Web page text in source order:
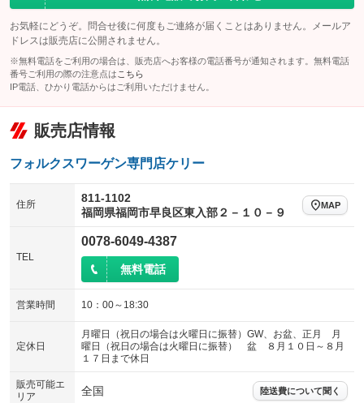
お気軽にどうぞ。問合せ後に何度もご連絡が届くことはありません。メールア
ドレスは販売店に公開されません。
※無料電話をご利用の場合は、販売店へお客様の電話番号が通知されます。無料電話
番号ご利用の際の注意点は こちら
IP電話、ひかり電話からはご利用いただけません。
販売店情報
フォルクスワーゲン専門店ケリー
住所
811-1102
福岡県福岡市早良区東入部２－１０－９
MAP
TEL
0078-6049-4387
無料電話
営業時間 10：00～18:30
定休日
月曜日（祝日の場合は火曜日に振替）GW、お盆、正月 月
曜日（祝日の場合は火曜日に振替） 盆 ８月１０日～８月
１７日まで休日
販売可能エ
リア
全国 陸送費について聞く